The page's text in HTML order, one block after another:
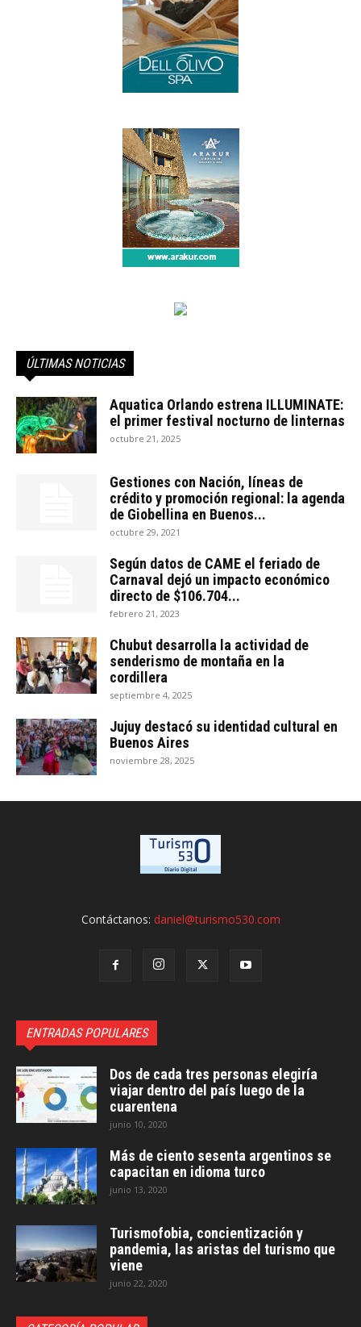
ÚLTIMAS NOTICIAS
Aquatica Orlando estrena ILLUMINATE:
el primer festival nocturno de linternas
octubre 21, 2025
Gestiones con Nación, líneas de
crédito y promoción regional: la agenda
de Giobellina en Buenos...
octubre 29, 2021
Según datos de CAME el feriado de
Carnaval dejó un impacto económico
directo de $106.704...
febrero 21, 2023
Chubut desarrolla la actividad de
senderismo de montaña en la
cordillera
septiembre 4, 2025
Jujuy destacó su identidad cultural en
Buenos Aires
noviembre 28, 2025
Contáctanos: daniel@turismo530.com
ENTRADAS POPULARES
Dos de cada tres personas elegiría
viajar dentro del país luego de la
cuarentena
junio 10, 2020
Más de ciento sesenta argentinos se
capacitan en idioma turco
junio 13, 2020
Turismofobia, concientización y
pandemia, las aristas del turismo que
viene
junio 22, 2020